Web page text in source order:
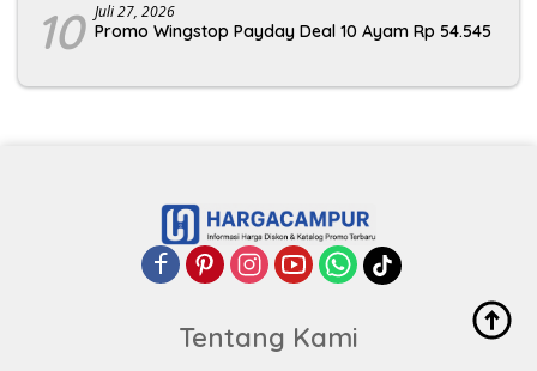
10 Juli 27, 2026
Promo Wingstop Payday Deal 10 Ayam Rp 54.545
Tentang Kami